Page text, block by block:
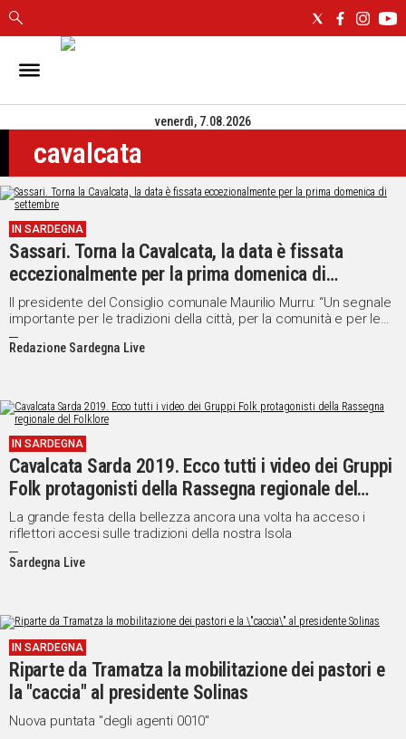
IN
CAGLIARI
SASSARI
NUORO
ORISTANO
SULCIS
GALLURA
OGLIASTRA
CAMPIDANO
POLITICA
IN
ITALIA
NEL
MONDO
SPORT
EVENTI
STORIE
Vai
UNISCITI
venerdì, 7.08.2026
cavalcata
IN SARDEGNA
Sassari. Torna la Cavalcata, la data è fissata
eccezionalmente per la prima domenica di
settembre
Il presidente del Consiglio comunale Maurilio Murru: “Un segnale
importante per le tradizioni della città, per la comunità e per le
ricorrenze a cui ha dovuto rinunciare”
Redazione Sardegna Live
IN SARDEGNA
Cavalcata Sarda 2019. Ecco tutti i video dei Gruppi
Folk protagonisti della Rassegna regionale del
Folklore
La grande festa della bellezza ancora una volta ha acceso i
riflettori accesi sulle tradizioni della nostra Isola
Sardegna Live
IN SARDEGNA
Riparte da Tramatza la mobilitazione dei pastori e
la "caccia" al presidente Solinas
Nuova puntata "degli agenti 0010"